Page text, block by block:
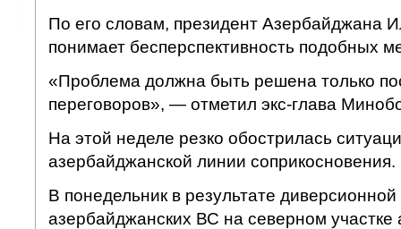
По его словам, президент Азербайджана
понимает бесперспективность подобных
«Проблема должна быть решена только
переговоров», — отметил экс-глава
На этой неделе резко обострилась
азербайджанской линии соприкосновения.
В понедельник в результате диверсионной
азербайджанских ВС на северном участке